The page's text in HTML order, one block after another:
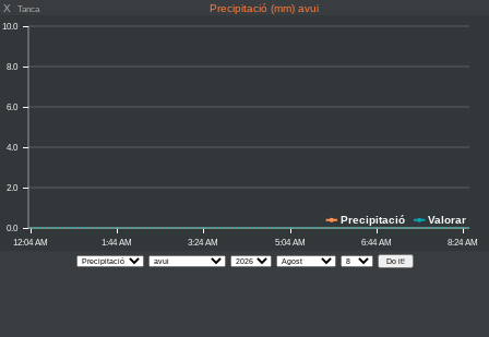
X Tanca Precipitació (mm) avui